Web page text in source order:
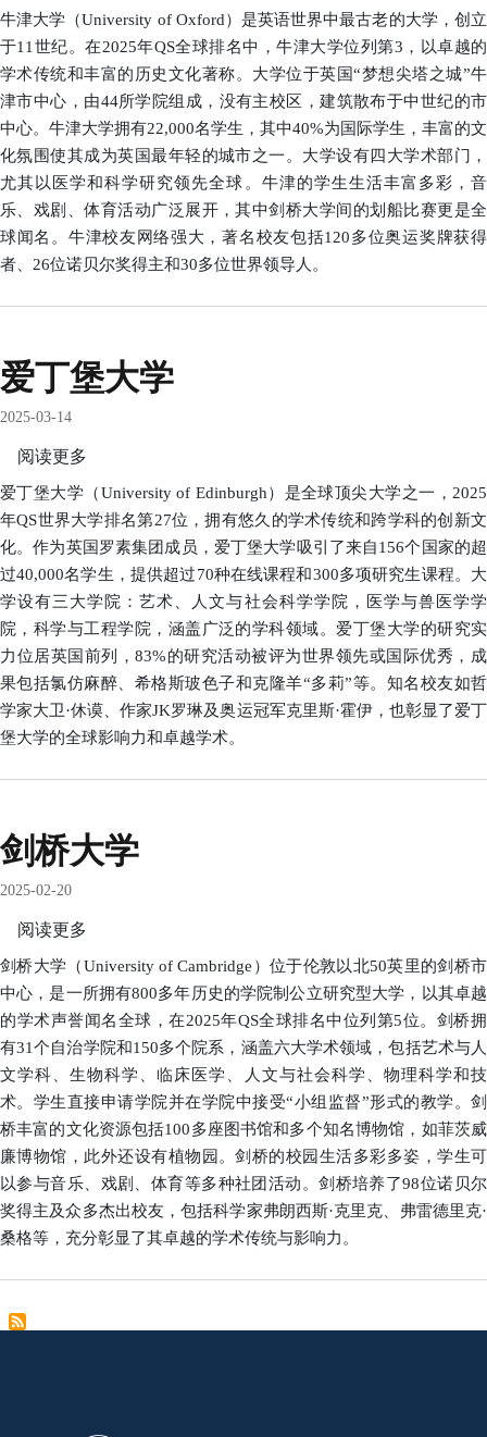
于
牛
津
大
学
牛津大学（University of Oxford）是英语世界中最古老的大学，创立
于11世纪。在2025年QS全球排名中，牛津大学位列第3，以卓越的
学术传统和丰富的历史文化著称。大学位于英国“梦想尖塔之城”牛
津市中心，由44所学院组成，没有主校区，建筑散布于中世纪的市
中心。牛津大学拥有22,000名学生，其中40%为国际学生，丰富的文
化氛围使其成为英国最年轻的城市之一。大学设有四大学术部门，
尤其以医学和科学研究领先全球。牛津的学生生活丰富多彩，音
乐、戏剧、体育活动广泛展开，其中剑桥大学间的划船比赛更是全
球闻名。牛津校友网络强大，著名校友包括120多位奥运奖牌获得
者、26位诺贝尔奖得主和30多位世界领导人。
爱丁堡大学
2025-03-14
阅读更多
于
爱
丁
堡
大
学
爱丁堡大学（University of Edinburgh）是全球顶尖大学之一，2025
年QS世界大学排名第27位，拥有悠久的学术传统和跨学科的创新文
化。作为英国罗素集团成员，爱丁堡大学吸引了来自156个国家的超
过40,000名学生，提供超过70种在线课程和300多项研究生课程。大
学设有三大学院：艺术、人文与社会科学学院，医学与兽医学学
院，科学与工程学院，涵盖广泛的学科领域。爱丁堡大学的研究实
力位居英国前列，83%的研究活动被评为世界领先或国际优秀，成
果包括氯仿麻醉、希格斯玻色子和克隆羊“多莉”等。知名校友如哲
学家大卫·休谟、作家JK罗琳及奥运冠军克里斯·霍伊，也彰显了爱丁
堡大学的全球影响力和卓越学术。
剑桥大学
2025-02-20
阅读更多
于
剑
桥
大
学
剑桥大学（University of Cambridge）位于伦敦以北50英里的剑桥市
中心，是一所拥有800多年历史的学院制公立研究型大学，以其卓越
的学术声誉闻名全球，在2025年QS全球排名中位列第5位。剑桥拥
有31个自治学院和150多个院系，涵盖六大学术领域，包括艺术与人
文学科、生物科学、临床医学、人文与社会科学、物理科学和技
术。学生直接申请学院并在学院中接受“小组监督”形式的教学。剑
桥丰富的文化资源包括100多座图书馆和多个知名博物馆，如菲茨威
廉博物馆，此外还设有植物园。剑桥的校园生活多彩多姿，学生可
以参与音乐、戏剧、体育等多种社团活动。剑桥培养了98位诺贝尔
奖得主及众多杰出校友，包括科学家弗朗西斯·克里克、弗雷德里克·
桑格等，充分彰显了其卓越的学术传统与影响力。